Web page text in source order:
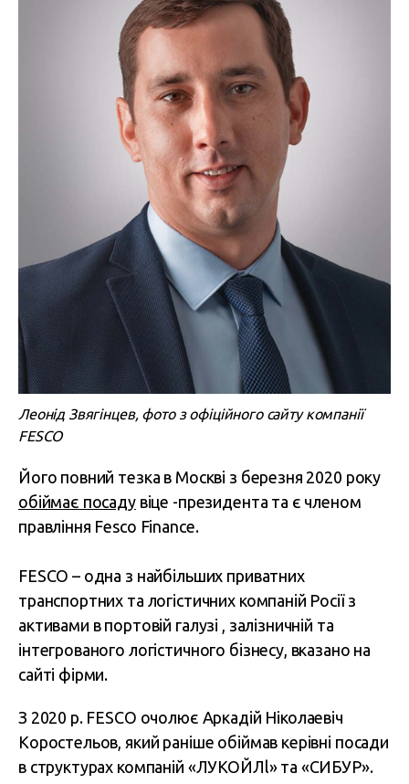
Леонід Звягінцев, фото з офіційного сайту компанії
FESCO
Його повний тезка в Москві з березня 2020 року
обіймає посадувіце -президента та є членом
правління Fesco Finance.
FESCO – одна з найбільших приватних
транспортних та логістичних компаній Росії з
активами в портовій галузі , залізничній та
інтегрованого логістичного бізнесу, вказано на
сайті фірми.
З 2020 р. FESCO очолює Аркадій Ніколаевіч
Коростельов, який раніше обіймав керівні посади
в структурах компаній «ЛУКОЙЛl» та «СИБУР».